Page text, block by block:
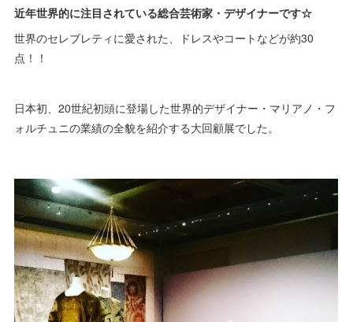
近年世界的に注目されている総合芸術家・デザイナーです☆
世界のセレブレティに愛された、ドレスやコートなどが約30
点！！
日本初、20世紀初頭に登場した世界的デザイナー・マリアノ・フ
ォルチュニの業績の全貌を紹介する大回顧展でした。